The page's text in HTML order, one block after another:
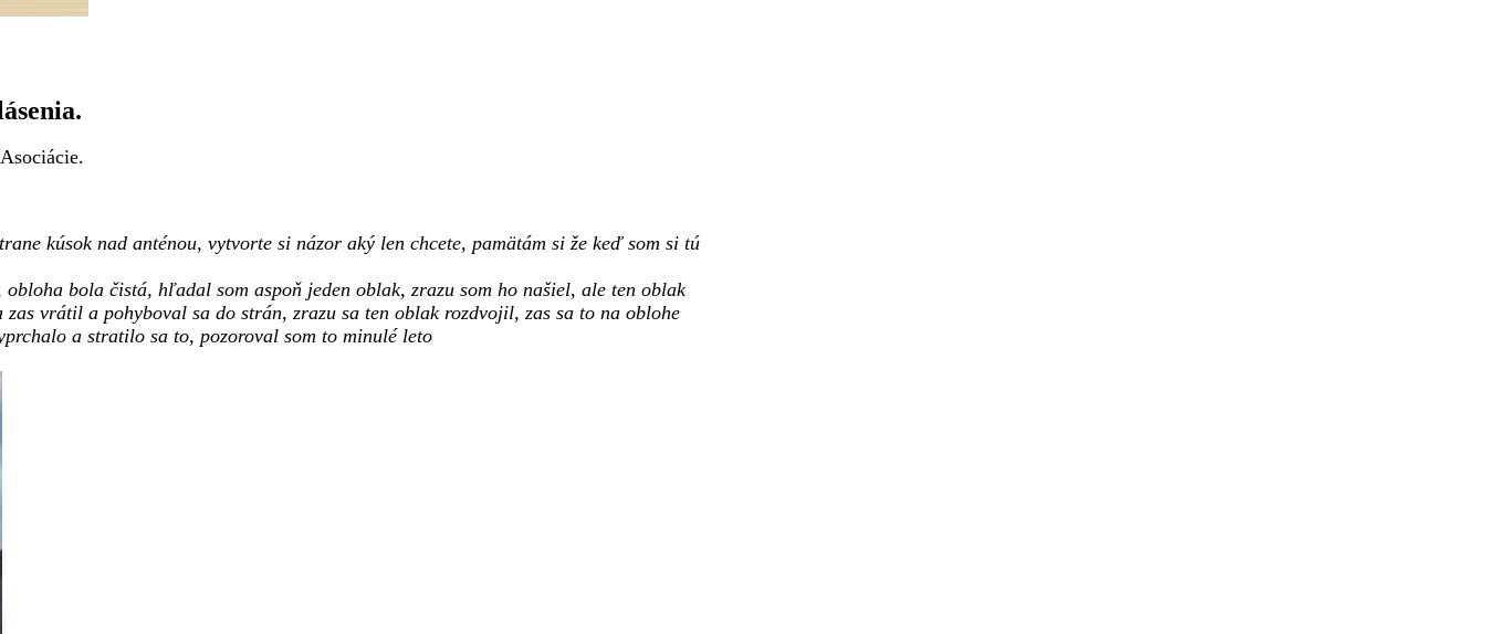
kúsok nad anténou, vytvorte si názor aký len chcete, pamätám si že keď som si tú
bola čistá, hľadal som aspoň jeden oblak, zrazu som ho našiel, ale ten oblak
vrátil a pohyboval sa do strán, zrazu sa ten oblak rozdvojil, zas sa to na oblohe
a stratilo sa to, pozoroval som to minulé leto